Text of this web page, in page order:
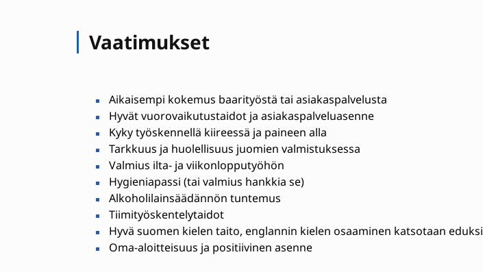
Vaatimukset
Aikaisempi kokemus baarityöstä tai asiakaspalvelusta
Hyvät vuorovaikutustaidot ja asiakaspalveluasenne
Kyky työskennellä kiireessä ja paineen alla
Tarkkuus ja huolellisuus juomien valmistuksessa
Valmius ilta- ja viikonlopputyöhön
Hygieniapassi (tai valmius hankkia se)
Alkoholilainsäädännön tuntemus
Tiimityöskentelytaidot
Hyvä suomen kielen taito, englannin kielen osaaminen katsotaan eduksi
Oma-aloitteisuus ja positiivinen asenne